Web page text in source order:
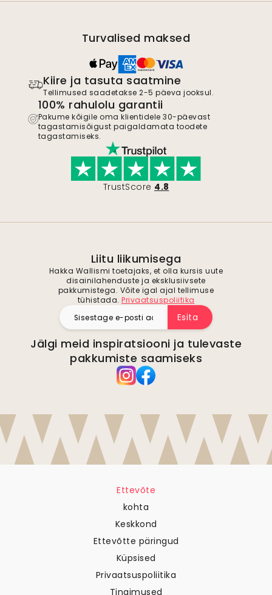
Turvalised maksed
Kiire ja tasuta saatmine
Tellimused saadetakse 2-5 päeva jooksul.
100% rahulolu garantii
Pakume kõigile oma klientidele 30-päevast
tagastamisõigust paigaldamata toodete
tagastamiseks.
TrustScore 4.8
Liitu liikumisega
Hakka Wallismi toetajaks, et olla kursis uute
disainilahenduste ja eksklusiivsete
pakkumistega. Võite igal ajal tellimuse
tühistada. Privaatsuspoliitika
Esita
Jälgi meid inspiratsiooni ja tulevaste
pakkumiste saamiseks
Ettevõte
kohta
Keskkond
Ettevõtte päringud
Küpsised
Privaatsuspoliitika
Tingimused